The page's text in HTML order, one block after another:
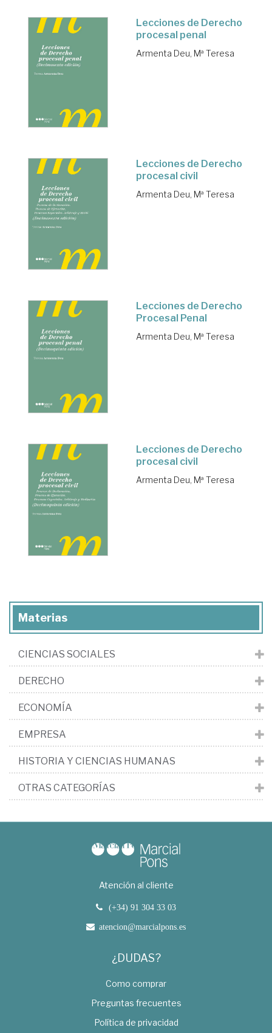
Lecciones de Derecho
procesal penal
Armenta Deu, Mª Teresa
Lecciones de Derecho
procesal civil
Armenta Deu, Mª Teresa
Lecciones de Derecho
Procesal Penal
Armenta Deu, Mª Teresa
Lecciones de Derecho
procesal civil
Armenta Deu, Mª Teresa
Materias
CIENCIAS SOCIALES
DERECHO
ECONOMÍA
EMPRESA
HISTORIA Y CIENCIAS HUMANAS
OTRAS CATEGORÍAS
Atención al cliente
(+34) 91 304 33 03
atencion@marcialpons.es
¿DUDAS?
Como comprar
Preguntas frecuentes
Política de privacidad